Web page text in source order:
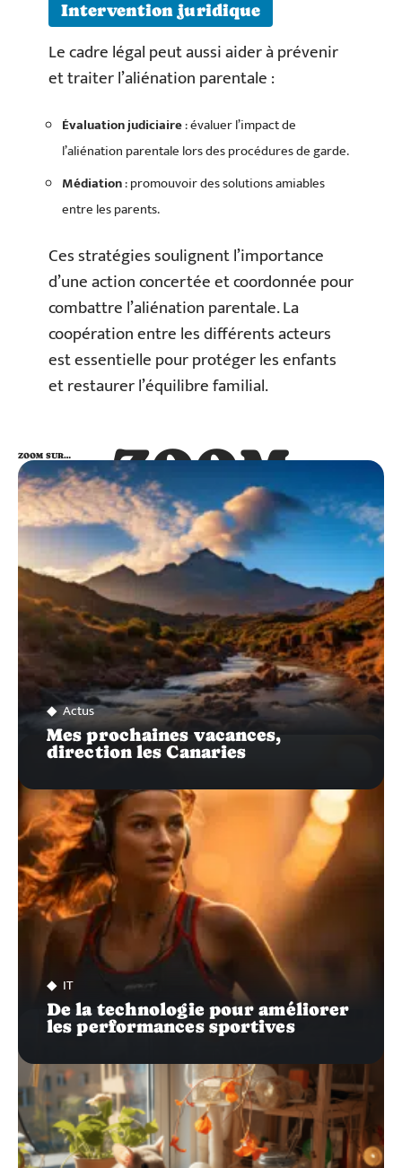
Intervention juridique
Le cadre légal peut aussi aider à prévenir
et traiter l’aliénation parentale :
Évaluation judiciaire: évaluer l’impact de
l’aliénation parentale lors des procédures de garde.
Médiation: promouvoir des solutions amiables
entre les parents.
Ces stratégies soulignent l’importance
d’une action concertée et coordonnée pour
combattre l’aliénation parentale. La
coopération entre les différents acteurs
est essentielle pour protéger les enfants
et restaurer l’équilibre familial.
ZOOM
SUR…
ZOOM SUR…
Actus
Mes prochaines vacances,
direction les Canaries
IT
De la technologie pour améliorer
les performances sportives